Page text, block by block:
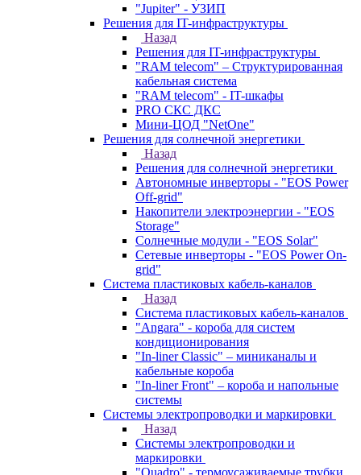
"Jupiter" - УЗИП
Решения для IT-инфраструктуры
Назад
Решения для IT-инфраструктуры
"RAM telecom" – Структурированная
кабельная система
"RAM telecom" - IT-шкафы
PRO СКС ДКС
Мини-ЦОД "NetOne"
Решения для солнечной энергетики
Назад
Решения для солнечной энергетики
Автономные инверторы - "EOS Power
Off-grid"
Накопители электроэнергии - "EOS
Storage"
Солнечные модули - "EOS Solar"
Сетевые инверторы - "EOS Power On-
grid"
Система пластиковых кабель-каналов
Назад
Система пластиковых кабель-каналов
"Angara" - короба для систем
кондиционирования
"In-liner Classic" – миниканалы и
кабельные короба
"In-liner Front" – короба и напольные
системы
Системы электропроводки и маркировки
Назад
Системы электропроводки и
маркировки
"Quadro" - термоусаживаемые трубки